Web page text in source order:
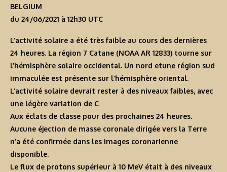
BELGIUM
du 24/06/2021 à 12h30 UTC
L’activité solaire a été très faible au cours des dernières
24 heures. La région 7 Catane (NOAA AR 12833) tourne sur
l’hémisphère solaire occidental. Un nord etune région sud
immaculée est présente sur l’hémisphère oriental.
L’activité solaire devrait rester à des niveaux faibles, avec
une légère variation de C
Aux éclats de classe pour des prochaines 24 heures.
Aucune éjection de masse coronale dirigée vers la Terre
n’a été confirmée dans les images coronarienne
disponible.
Le flux de protons supérieur à 10 MeV était à des niveaux